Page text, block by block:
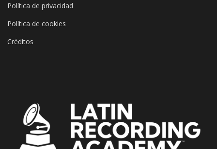
Política de privacidad
Política de cookies
Créditos